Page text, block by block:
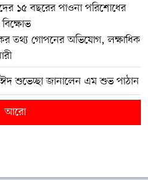
১৫ বছরের পাওনা পরিশোধের
বিক্ষোভ
তথ্য গোপনের অভিযোগ, লক্ষাধিক
শুভেচ্ছা জানালেন এম শুভ পাঠান
আরো